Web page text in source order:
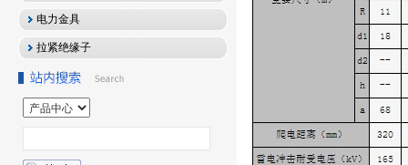
电力金具
拉紧绝缘子